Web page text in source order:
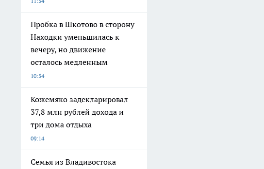
Пробка в Шкотово в сторону
Находки уменьшилась к
вечеру, но движение
осталось медленным
10:54
Кожемяко задекларировал
37,8 млн рублей дохода и
три дома отдыха
09:14
Семья из Владивостока